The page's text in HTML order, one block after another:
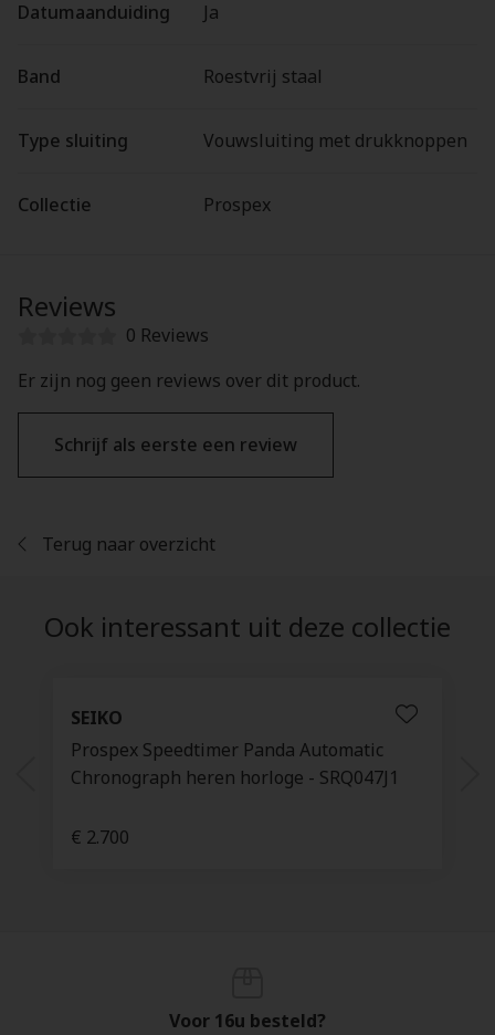
Datumaanduiding Ja
Band Roestvrij staal
Type sluiting Vouwsluiting met drukknoppen
Collectie Prospex
Reviews
0 Reviews
Er zijn nog geen reviews over dit product.
Schrijf als eerste een review
Terug naar overzicht
Ook interessant uit deze collectie
SEIKO
Prospex Speedtimer Panda Automatic
Chronograph heren horloge - SRQ047J1
€ 2.700
Voor 16u besteld?